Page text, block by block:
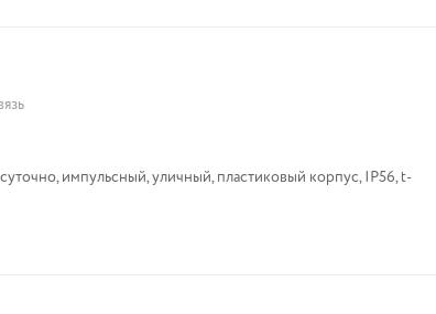
импульсный, уличный, пластиковый корпус, IP56, t-